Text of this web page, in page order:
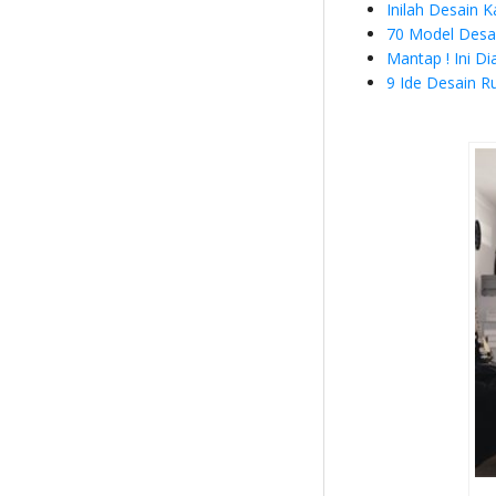
Inilah Desain
70 Model
Mantap ! Ini
9 Ide Desain